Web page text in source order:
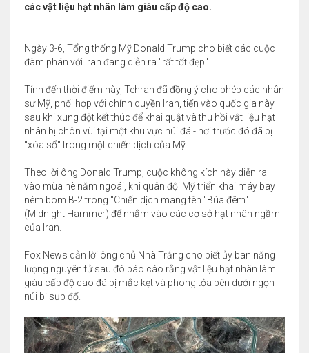
các vật liệu hạt nhân làm giàu cấp độ cao.
Ngày 3-6, Tổng thống Mỹ Donald Trump cho biết các cuộc
đàm phán với Iran đang diễn ra "rất tốt đẹp".
Tính đến thời điểm này, Tehran đã đồng ý cho phép các nhân
sự Mỹ, phối hợp với chính quyền Iran, tiến vào quốc gia này
sau khi xung đột kết thúc để khai quật và thu hồi vật liệu hạt
nhân bị chôn vùi tại một khu vực núi đá - nơi trước đó đã bị
"xóa sổ" trong một chiến dịch của Mỹ.
Theo lời ông Donald Trump, cuộc không kích này diễn ra
vào mùa hè năm ngoái, khi quân đội Mỹ triển khai máy bay
ném bom B-2 trong "Chiến dịch mang tên "Búa đêm"
(Midnight Hammer) để nhắm vào các cơ sở hạt nhân ngầm
của Iran.
Fox News dẫn lời ông chủ Nhà Trắng cho biết ủy ban năng
lượng nguyên tử sau đó báo cáo rằng vật liệu hạt nhân làm
giàu cấp độ cao đã bị mắc kẹt và phong tỏa bên dưới ngọn
núi bị sụp đổ.